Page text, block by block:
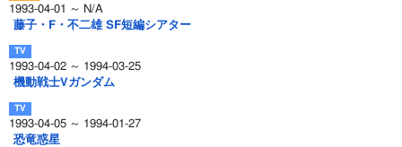
1993-04-01 ～ N/A
藤子・F・不二雄 SF短編シアター
1993-04-02 ～ 1994-03-25
機動戦士Vガンダム
1993-04-05 ～ 1994-01-27
恐竜惑星